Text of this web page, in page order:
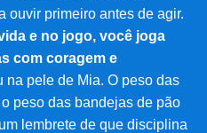
ouvir primeiro antes de agir.
e no jogo, você joga
com coragem e
na pele de Mia. O peso das
peso das bandejas de pão
lembrete de que disciplina